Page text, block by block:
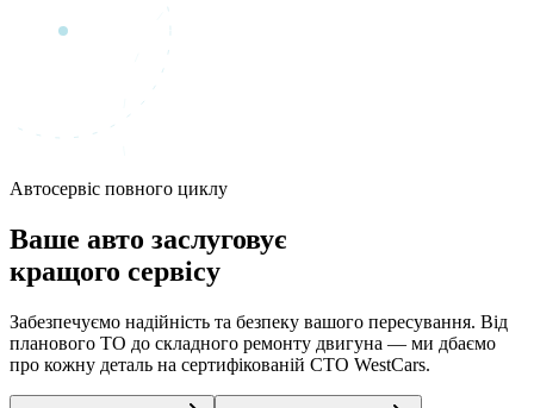
Автосервіс повного циклу
Ваше авто заслуговує
кращого сервісу
Забезпечуємо надійність та безпеку вашого пересування. Від
планового ТО до складного ремонту двигуна — ми дбаємо
про кожну деталь на сертифікованій СТО WestCars.